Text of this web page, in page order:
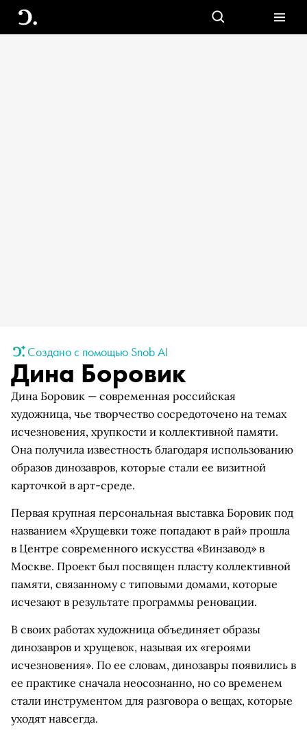
Создано с помощью Snob AI
Дина Боровик
Дина Боровик — современная российская
художница, чье творчество сосредоточено на темах
исчезновения, хрупкости и коллективной памяти.
Она получила известность благодаря использованию
образов динозавров, которые стали ее визитной
карточкой в арт-среде.
Первая крупная персональная выставка Боровик под
названием «Хрущевки тоже попадают в рай» прошла
в Центре современного искусства «Винзавод» в
Москве. Проект был посвящен пласту коллективной
памяти, связанному с типовыми домами, которые
исчезают в результате программы реновации.
В своих работах художница объединяет образы
динозавров и хрущевок, называя их «героями
исчезновения». По ее словам, динозавры появились в
ее практике сначала неосознанно, но со временем
стали инструментом для разговора о вещах, которые
уходят навсегда.